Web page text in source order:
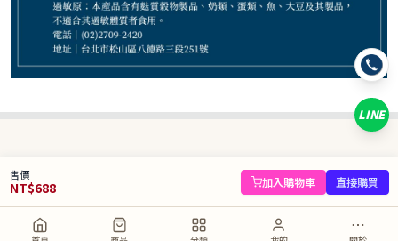
售價
NT$688 加入購物車 直接購買
− +
加入購物車 直接購買
LINE